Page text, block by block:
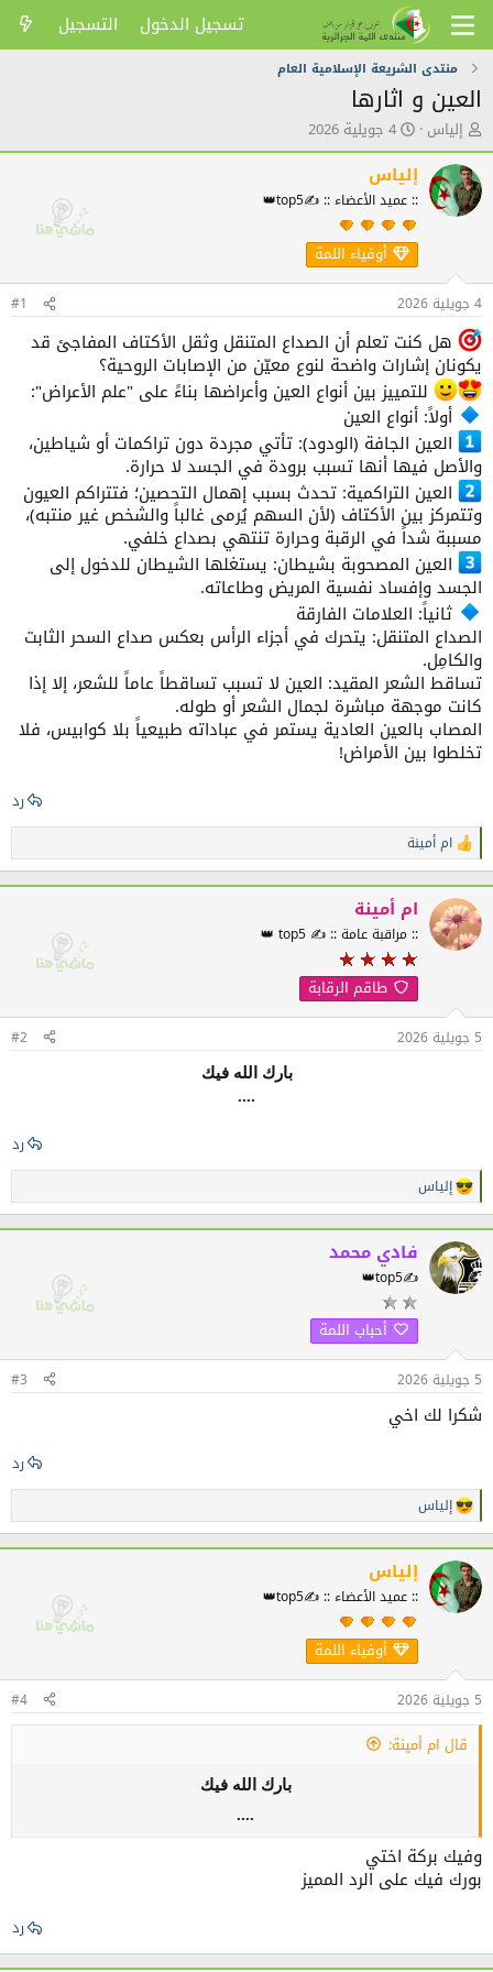
تسجيل الدخول التسجيل
منتدى الشريعة الإسلامية العام
العين و اثارها
ك
ا
ت
ب
ا
ض
و
ع
إلياس ت
ا
ر
ي
خ
ا
ل
ن
ش
4 جويلية 2026
إلياس
:: عميد الأعضاء :: ✍️top5👑
أوفياء اللمة
4 جويلية 2026 #1
هل كنت تعلم أن الصداع المتنقل وثقل الأكتاف المفاجئ قد
يكونان إشارات واضحة لنوع معيّن من الإصابات الروحية؟
للتمييز بين أنواع العين وأعراضها بناءً على "علم الأعراض":
أولاً: أنواع العين
العين الجافة (الودود): تأتي مجردة دون تراكمات أو شياطين،
والأصل فيها أنها تسبب برودة في الجسد لا حرارة.
العين التراكمية: تحدث بسبب إهمال التحصين؛ فتتراكم العيون
وتتمركز بين الأكتاف (لأن السهم يُرمى غالباً والشخص غير منتبه)،
مسببة شداً في الرقبة وحرارة تنتهي بصداع خلفي.
العين المصحوبة بشيطان: يستغلها الشيطان للدخول إلى
الجسد وإفساد نفسية المريض وطاعاته.
ثانياً: العلامات الفارقة
الصداع المتنقل: يتحرك في أجزاء الرأس بعكس صداع السحر الثابت
والكامِل.
تساقط الشعر المقيد: العين لا تسبب تساقطاً عاماً للشعر، إلا إذا
كانت موجهة مباشرة لجمال الشعر أو طوله.
المصاب بالعين العادية يستمر في عباداته طبيعياً بلا كوابيس، فلا
تخلطوا بين الأمراض!
رد
ا
ل
ت
ف
ا
ع
ام أمينة
ام أمينة
:: مراقبة عامة :: ✍️ top5 👑
طاقم الرقابة
5 جويلية 2026 #2
بارك الله فيك
....
رد
ا
ل
ت
ف
ا
ع
إلياس
فادي محمد
👑top5✍️
أحباب اللمة
5 جويلية 2026 #3
شكرا لك اخي
رد
ا
ل
ت
ف
ا
ع
إلياس
إلياس
:: عميد الأعضاء :: ✍️top5👑
أوفياء اللمة
5 جويلية 2026 #4
قال ام أمينة:
بارك الله فيك
....
وفيك بركة اختي
بورك فيك على الرد المميز
رد